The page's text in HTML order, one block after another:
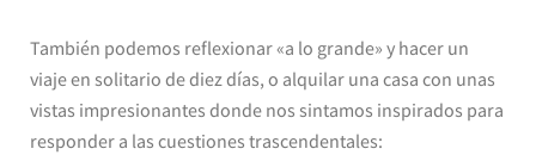
También podemos reflexionar «a lo grande» y hacer un
viaje en solitario de diez días, o alquilar una casa con unas
vistas impresionantes donde nos sintamos inspirados para
responder a las cuestiones trascendentales: